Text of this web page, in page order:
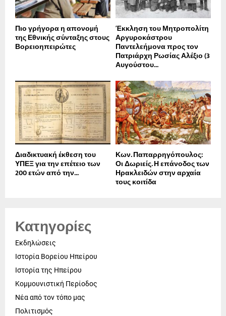
Πιο γρήγορα η απονοµή
της Εθνικής σύνταξης στους
Βορειοηπειρώτες
Έκκληση του Μητροπολίτη
Αργυροκάστρου
Παντελεήμονα προς τον
Πατριάρχη Ρωσίας Αλέξιο (3
Αυγούστου...
Διαδικτυακή έκθεση του
ΥΠΕΞ για την επέτειο των
200 ετών από την...
Κων. Παπαρρηγόπουλος:
Οι Δωριείς. Η επάνοδος των
Ηρακλειδών στην αρχαία
τους κοιτίδα
Κατηγορίες
Εκδηλώσεις
Ιστορία Βορείου Ηπείρου
Ιστορία της Ηπείρου
Κομμουνιστική Περίοδος
Νέα από τον τόπο μας
Πολιτισμός